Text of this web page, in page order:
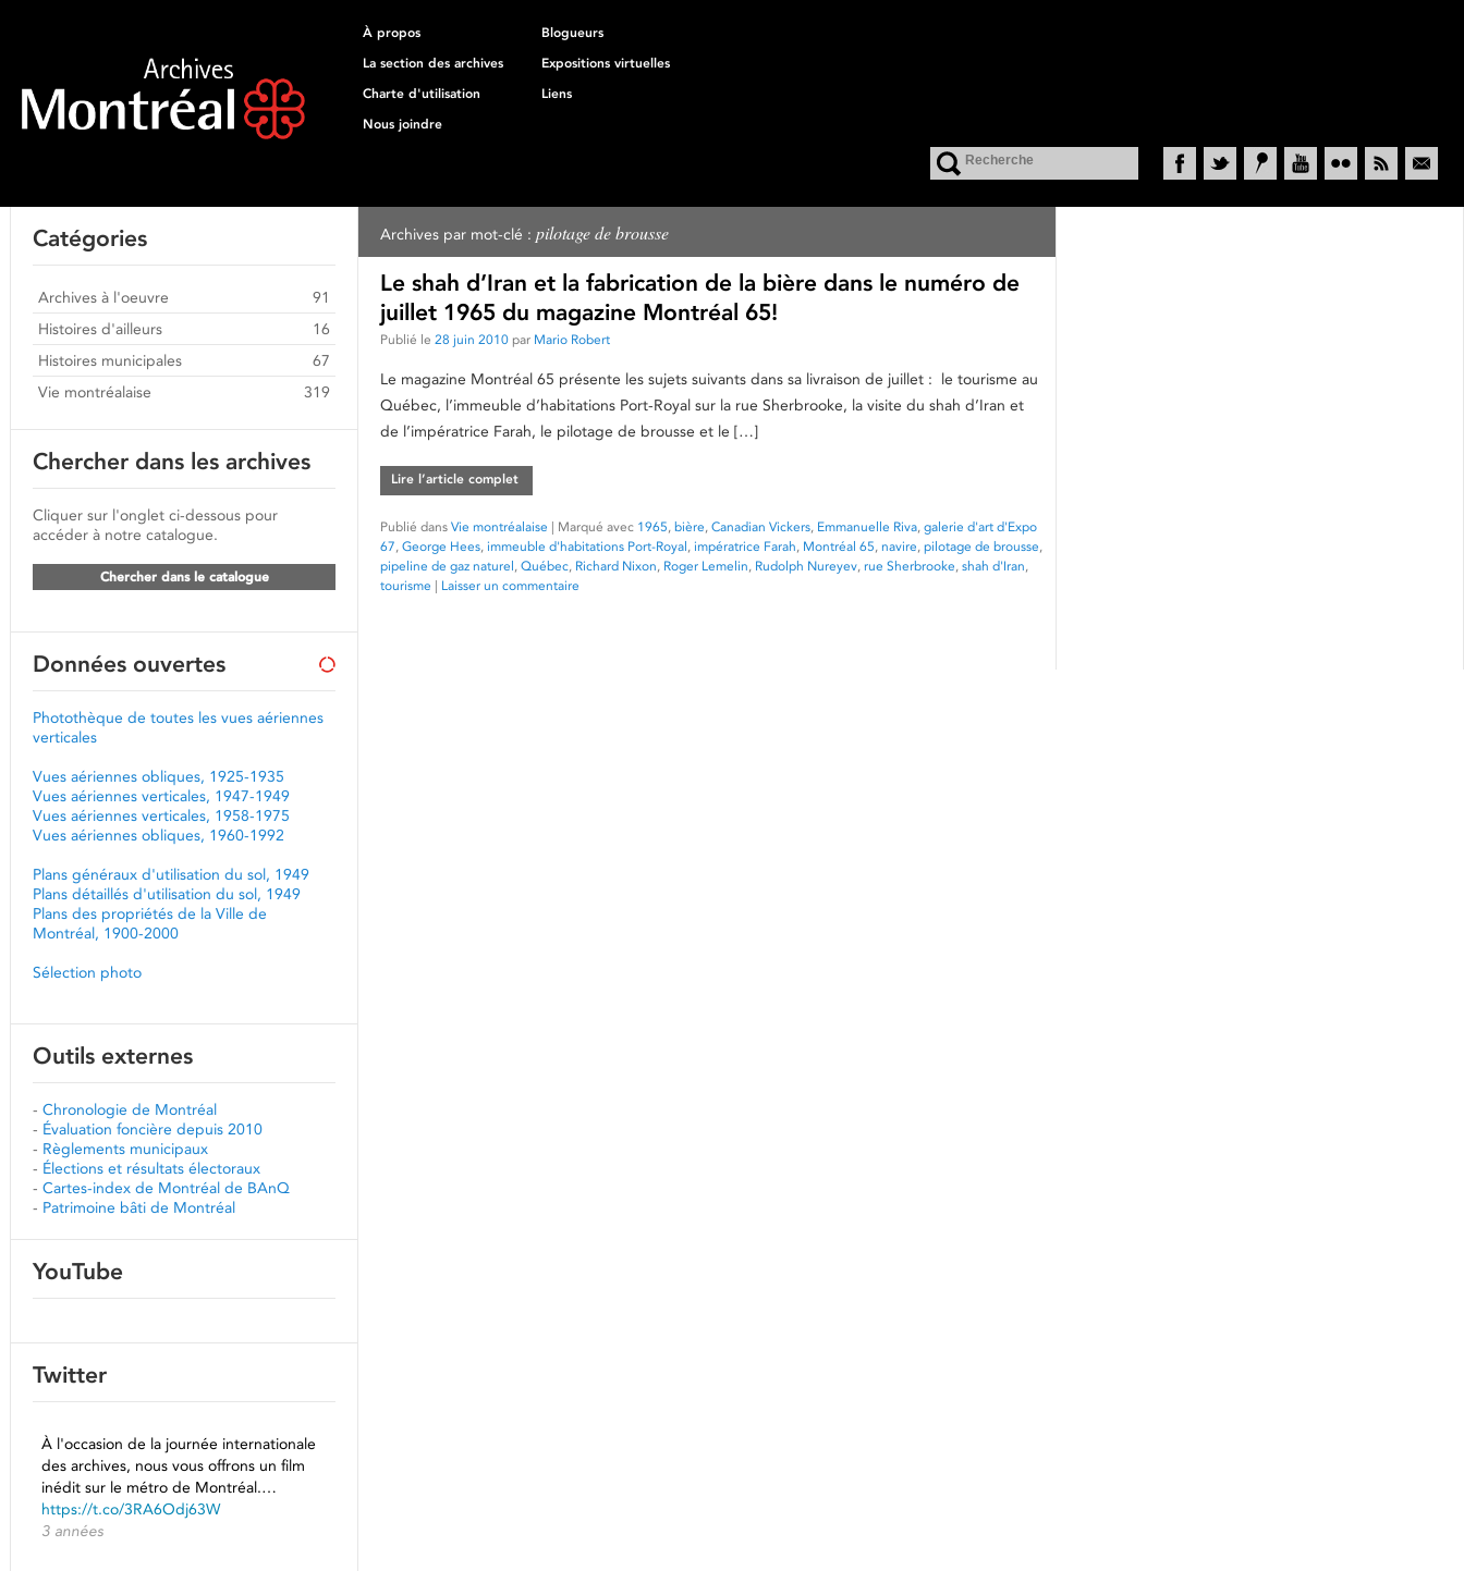
À propos
Blogueurs
La section des archives
Expositions virtuelles
Charte d'utilisation
Liens
Nous joindre
Archives par mot-clé : pilotage de brousse
Le shah d’Iran et la fabrication de la bière dans le numéro de
juillet 1965 du magazine Montréal 65!
Publié le 28 juin 2010 par Mario Robert
Le magazine Montréal 65 présente les sujets suivants dans sa livraison de juillet : le tourisme au
Québec, l’immeuble d’habitations Port-Royal sur la rue Sherbrooke, la visite du shah d’Iran et
de l’impératrice Farah, le pilotage de brousse et le […]
Lire l’article complet
Publié dans Vie montréalaise | Marqué avec 1965, bière, Canadian Vickers, Emmanuelle Riva, galerie d'art d'Expo
67, George Hees, immeuble d'habitations Port-Royal, impératrice Farah, Montréal 65, navire, pilotage de brousse,
pipeline de gaz naturel, Québec, Richard Nixon, Roger Lemelin, Rudolph Nureyev, rue Sherbrooke, shah d'Iran,
tourisme | Laisser un commentaire
Catégories
Archives à l'oeuvre
91
Histoires d'ailleurs
16
Histoires municipales
67
Vie montréalaise
319
Chercher dans les archives
Cliquer sur l'onglet ci-dessous pour
accéder à notre catalogue.
Chercher dans le catalogue
Données ouvertes
Photothèque de toutes les vues aériennes
verticales
Vues aériennes obliques, 1925-1935
Vues aériennes verticales, 1947-1949
Vues aériennes verticales, 1958-1975
Vues aériennes obliques, 1960-1992
Plans généraux d'utilisation du sol, 1949
Plans détaillés d'utilisation du sol, 1949
Plans des propriétés de la Ville de
Montréal, 1900-2000
Sélection photo
Outils externes
- Chronologie de Montréal
- Évaluation foncière depuis 2010
- Règlements municipaux
- Élections et résultats électoraux
- Cartes-index de Montréal de BAnQ
- Patrimoine bâti de Montréal
YouTube
Twitter
À l'occasion de la journée internationale
des archives, nous vous offrons un film
inédit sur le métro de Montréal.…
https://t.co/3RA6Odj63W
3 années